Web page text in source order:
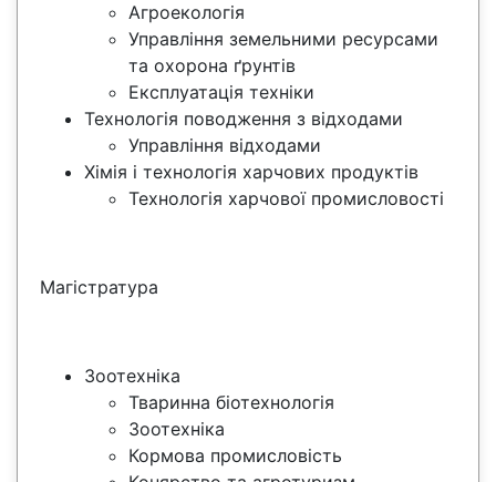
Агроекологія
Управління земельними ресурсами
та охорона ґрунтів
Експлуатація техніки
Технологія поводження з відходами
Управління відходами
Хімія і технологія харчових продуктів
Технологія харчової промисловості
Магістратура
Зоотехніка
Тваринна біотехнологія
Зоотехніка
Кормова промисловість